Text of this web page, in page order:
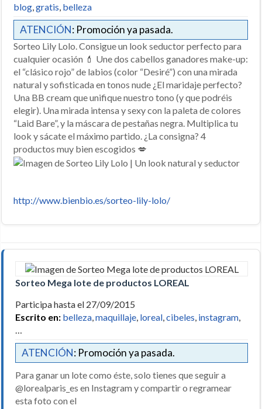
blog,gratis, belleza
ATENCIÓN: Promoción ya pasada.
Sorteo Lily Lolo. Consigue un look seductor perfecto para
cualquier ocasión 💄 Une dos cabellos ganadores make-up:
el “clásico rojo” de labios (color “Desiré”) con una mirada
natural y sofisticada en tonos nude ¿El maridaje perfecto?
Una BB cream que unifique nuestro tono (y que podréis
elegir). Una mirada intensa y sexy con la paleta de colores
“Laid Bare”, y la máscara de pestañas negra. Multiplica tu
look y sácate el máximo partido. ¿La consigna? 4
productos muy bien escogidos 💋
http://www.bienbio.es/sorteo-lily-lolo/
Sorteo Mega lote de productos LOREAL
Participa hasta el 27/09/2015
Escrito en: belleza maquillaje loreal cibeles instagram
ATENCIÓN: Promoción ya pasada.
Para ganar un lote como éste, solo tienes que seguir a
@lorealparis_es en Instagram y compartir o regramear
esta foto con el